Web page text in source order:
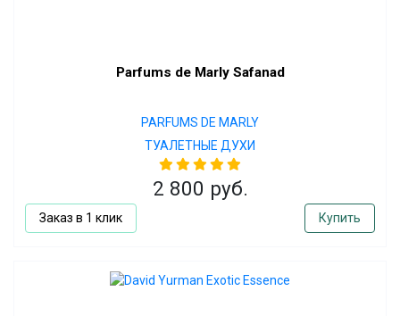
Parfums de Marly Safanad
PARFUMS DE MARLY
ТУАЛЕТНЫЕ ДУХИ
2 800 руб.
Заказ в 1 клик Купить